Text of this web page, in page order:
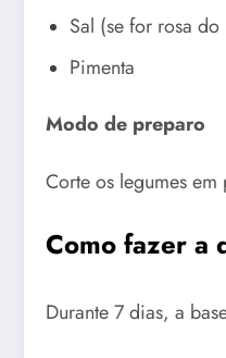
Sal (se for rosa
Pimenta
Modo de preparo
Corte os legumes
Como fazer a
Durante 7 dias, a